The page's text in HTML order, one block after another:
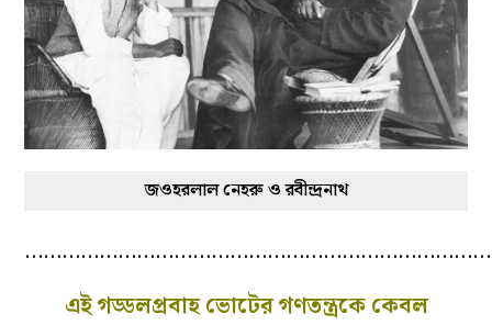
জওহরলাল নেহরু ও রবীন্দ্রনাথ
এই গড্ডলপ্রবাহ ভোটের গণতন্ত্রকে কেবল